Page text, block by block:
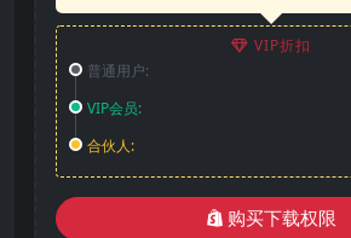
VIP折扣
普通用户:
VIP会员:
合伙人:
购买下载权限